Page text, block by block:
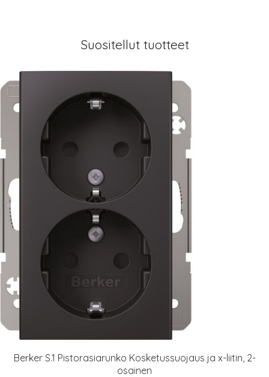
Suositellut tuotteet
Berker S.1 Pistorasiarunko Kosketussuojaus ja x-liitin, 2-
osainen